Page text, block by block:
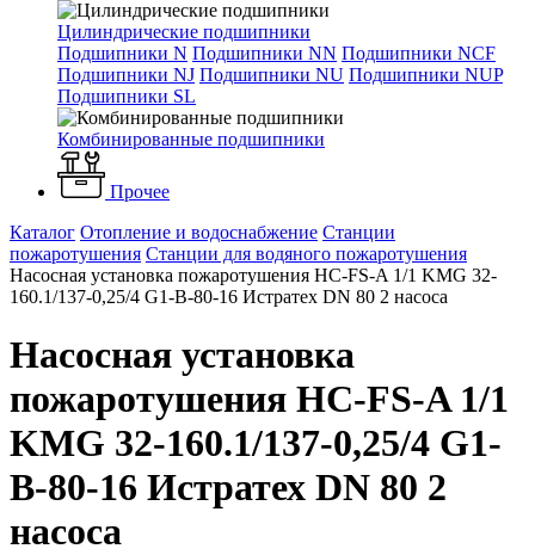
Цилиндрические подшипники
Подшипники N Подшипники NN Подшипники NCF
Подшипники NJ Подшипники NU Подшипники NUP
Подшипники SL
Комбинированные подшипники
Прочее
Каталог Отопление и водоснабжение Станции
пожаротушения Станции для водяного пожаротушения
Насосная установка пожаротушения HC-FS-A 1/1 KMG 32-
160.1/137-0,25/4 G1-B-80-16 Истратех DN 80 2 насоса
Насосная установка
пожаротушения HC-FS-A 1/1
KMG 32-160.1/137-0,25/4 G1-
B-80-16 Истратех DN 80 2
насоса